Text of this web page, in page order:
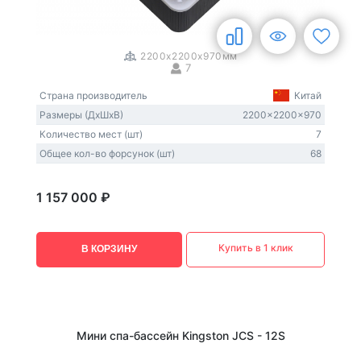
2200x2200x970мм
7
Страна производитель
Китай
Размеры (ДxШxВ)
2200x2200x970
Количество мест (шт)
7
Общее кол-во форсунок (шт)
68
1 157 000 ₽
В КОРЗИНУ Купить в 1 клик
Мини спа-бассейн Kingston JCS - 12S